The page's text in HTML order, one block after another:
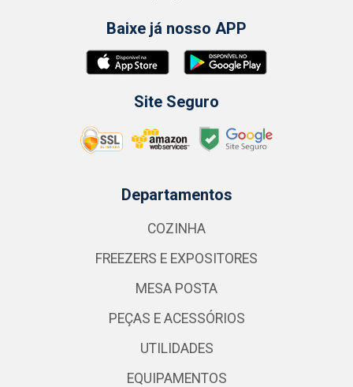
Baixe já nosso APP
Site Seguro
Departamentos
COZINHA
FREEZERS E EXPOSITORES
MESA POSTA
PEÇAS E ACESSÓRIOS
UTILIDADES
EQUIPAMENTOS